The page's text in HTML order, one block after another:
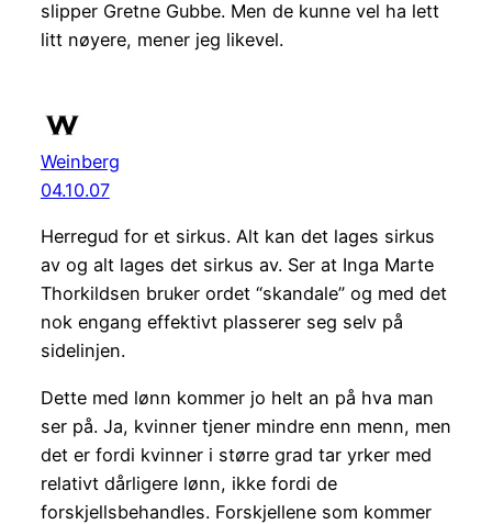
slipper Gretne Gubbe. Men de kunne vel ha lett
litt nøyere, mener jeg likevel.
Weinberg
04.10.07
Herregud for et sirkus. Alt kan det lages sirkus
av og alt lages det sirkus av. Ser at Inga Marte
Thorkildsen bruker ordet “skandale” og med det
nok engang effektivt plasserer seg selv på
sidelinjen.
Dette med lønn kommer jo helt an på hva man
ser på. Ja, kvinner tjener mindre enn menn, men
det er fordi kvinner i større grad tar yrker med
relativt dårligere lønn, ikke fordi de
forskjellsbehandles. Forskjellene som kommer